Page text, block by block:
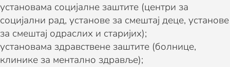
установама социјалне заштите (центри за
социјални рад, установе за смештај деце, установе
за смештај одраслих и старијих);
установама здравствене заштите (болнице,
клинике за ментално здравље);